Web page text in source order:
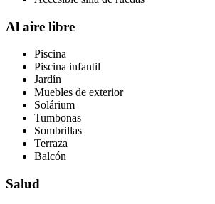
Al aire libre
Piscina
Piscina infantil
Jardín
Muebles de exterior
Solárium
Tumbonas
Sombrillas
Terraza
Balcón
Salud